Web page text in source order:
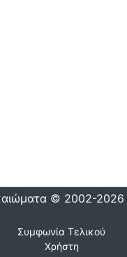
© 2002-2026
Συμφωνία Τελικού
Χρήστη